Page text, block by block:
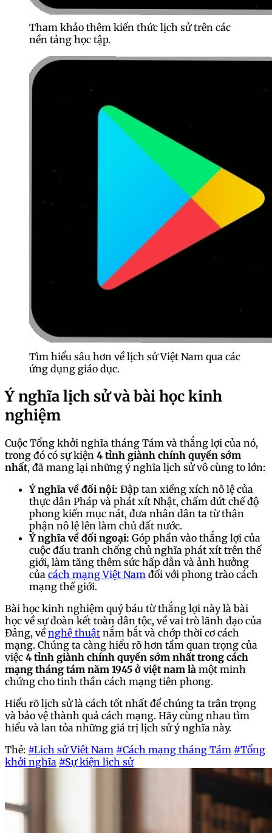
Tham khảo thêm kiến thức lịch sử trên các
nền tảng học tập.
Tìm hiểu sâu hơn về lịch sử Việt Nam qua các
ứng dụng giáo dục.
Ý nghĩa lịch sử và bài học kinh
nghiệm
Cuộc Tổng khởi nghĩa tháng Tám và thắng lợi của nó,
trong đó có sự kiện 4 tỉnh giành chính quyền sớm
nhất, đã mang lại những ý nghĩa lịch sử vô cùng to lớn:
Ý nghĩa về đối nội: Đập tan xiềng xích nô lệ của
thực dân Pháp và phát xít Nhật, chấm dứt chế độ
phong kiến mục nát, đưa nhân dân ta từ thân
phận nô lệ lên làm chủ đất nước.
Ý nghĩa về đối ngoại: Góp phần vào thắng lợi của
cuộc đấu tranh chống chủ nghĩa phát xít trên thế
giới, làm tăng thêm sức hấp dẫn và ảnh hưởng
của cách mạng Việt Nam đối với phong trào cách
mạng thế giới.
Bài học kinh nghiệm quý báu từ thắng lợi này là bài
học về sự đoàn kết toàn dân tộc, về vai trò lãnh đạo của
Đảng, vềnghệ thuật nắm bắt và chớp thời cơ cách
mạng. Chúng ta càng hiểu rõ hơn tầm quan trọng của
việc 4 tỉnh giành chính quyền sớm nhất trong cách
mạng tháng tám năm 1945 ở việt nam là một minh
chứng cho tinh thần cách mạng tiên phong.
Hiểu rõ lịch sử là cách tốt nhất để chúng ta trân trọng
và bảo vệ thành quả cách mạng. Hãy cùng nhau tìm
hiểu và lan tỏa những giá trị lịch sử ý nghĩa này.
Thẻ: #Lịch sử Việt Nam #Cách mạng tháng Tám #Tổng
khởi nghĩa #Sự kiện lịch sử